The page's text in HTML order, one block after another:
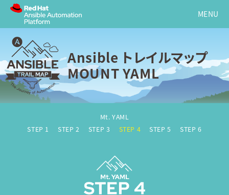
Ansible トレイルマップ
MOUNT YAML
Mt. YAML
STEP 1
STEP 2 STEP 3 STEP 4 STEP 5 STEP 6